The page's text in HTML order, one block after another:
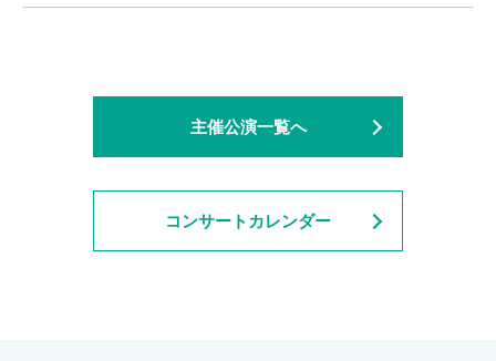
主催公演一覧へ
コンサートカレンダー